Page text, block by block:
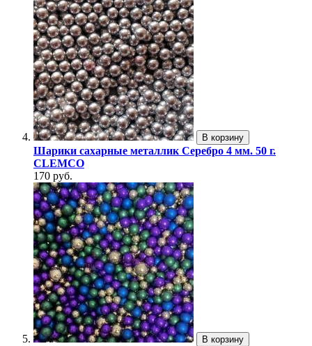
В корзину
Шарики сахарные металлик Серебро 4 мм. 50 г.
CLEMCO
170 руб.
В корзину